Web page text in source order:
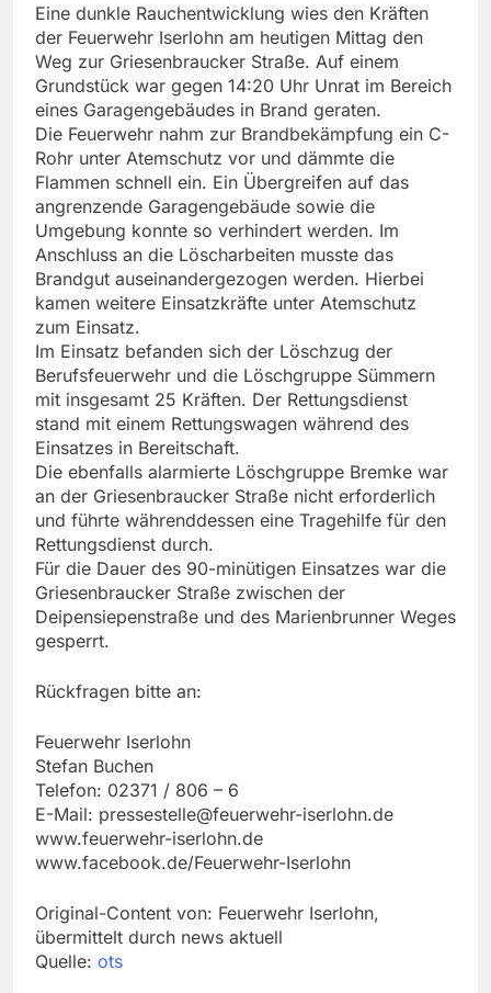
Eine dunkle Rauchentwicklung wies den Kräften
der Feuerwehr Iserlohn am heutigen Mittag den
Weg zur Griesenbraucker Straße. Auf einem
Grundstück war gegen 14:20 Uhr Unrat im Bereich
eines Garagengebäudes in Brand geraten.
Die Feuerwehr nahm zur Brandbekämpfung ein C-
Rohr unter Atemschutz vor und dämmte die
Flammen schnell ein. Ein Übergreifen auf das
angrenzende Garagengebäude sowie die
Umgebung konnte so verhindert werden. Im
Anschluss an die Löscharbeiten musste das
Brandgut auseinandergezogen werden. Hierbei
kamen weitere Einsatzkräfte unter Atemschutz
zum Einsatz.
Im Einsatz befanden sich der Löschzug der
Berufsfeuerwehr und die Löschgruppe Sümmern
mit insgesamt 25 Kräften. Der Rettungsdienst
stand mit einem Rettungswagen während des
Einsatzes in Bereitschaft.
Die ebenfalls alarmierte Löschgruppe Bremke war
an der Griesenbraucker Straße nicht erforderlich
und führte währenddessen eine Tragehilfe für den
Rettungsdienst durch.
Für die Dauer des 90-minütigen Einsatzes war die
Griesenbraucker Straße zwischen der
Deipensiepenstraße und des Marienbrunner Weges
gesperrt.
Rückfragen bitte an:
Feuerwehr Iserlohn
Stefan Buchen
Telefon: 02371 / 806 – 6
E-Mail: pressestelle@feuerwehr-iserlohn.de
www.feuerwehr-iserlohn.de
www.facebook.de/Feuerwehr-Iserlohn
Original-Content von: Feuerwehr Iserlohn,
übermittelt durch news aktuell
Quelle: ots